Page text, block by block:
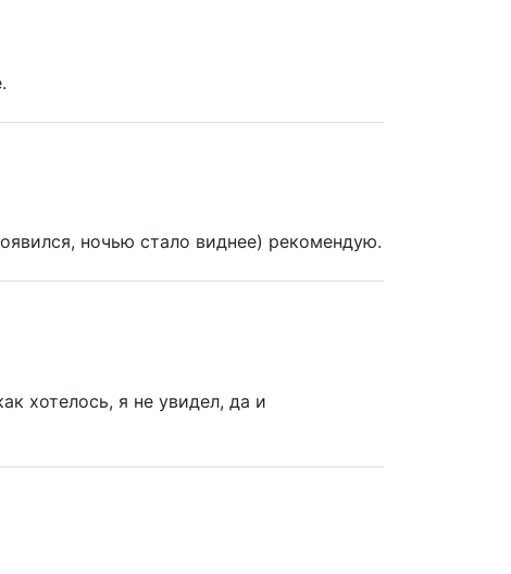
ночью стало виднее) рекомендую.
хотелось, я не увидел, да и